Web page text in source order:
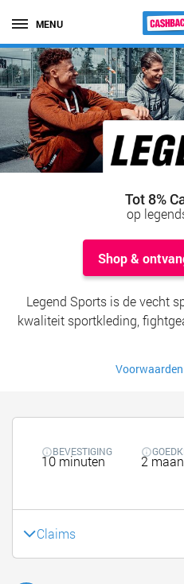
MENU
Tot 8%
op
Shop &
Legend Sports is de vecht
kwaliteit sportkleding,
BEVESTIGING
10 minuten
2
Claims